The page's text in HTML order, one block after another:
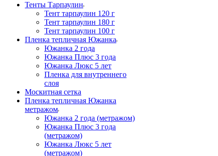
Тенты Тарпаулин
Тент тарпаулин 120 г
Тент тарпаулин 180 г
Тент тарпаулин 100 г
Пленка тепличная Южанка
Южанка 2 года
Южанка Плюс 3 года
Южанка Люкс 5 лет
Пленка для внутреннего
слоя
Москитная сетка
Пленка тепличная Южанка
метражом
Южанка 2 года (метражом)
Южанка Плюс 3 года
(метражом)
Южанка Люкс 5 лет
(метражом)